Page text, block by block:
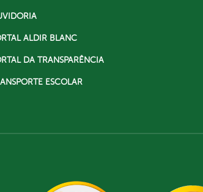
ALDIR BLANC
DA TRANSPARÊNCIA
ESCOLAR